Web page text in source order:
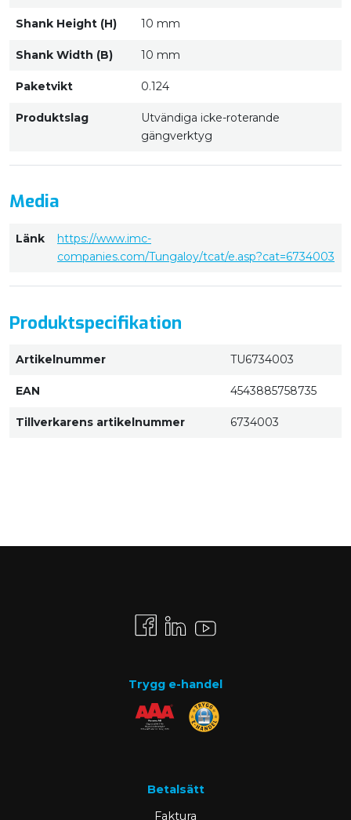
Shank Height (H) 10 mm
Shank Width (B) 10 mm
Paketvikt 0.124
Produktslag
Utvändiga icke-roterande
gängverktyg
Media
Länk
https://www.imc-
companies.com/Tungaloy/tcat/e.asp?cat=6734003
Produktspecifikation
Artikelnummer TU6734003
EAN 4543885758735
Tillverkarens artikelnummer 6734003
Trygg e-handel
Betalsätt
Faktura